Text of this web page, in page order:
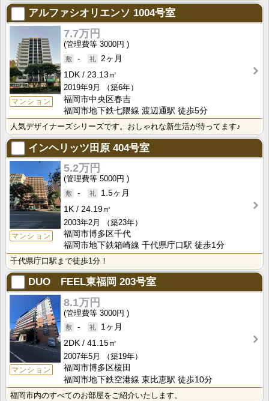
アルファシオリエンソ 1004号室
マンション
7.7万円
3000円
-
2ヶ月
1DK
23.13㎡
2019年9月
（築6年）
福岡市中央区春吉
福岡市地下鉄七隈線 渡辺通駅 徒歩5分
人気デザイナーズシリーズです。おしゃれな新生活が待ってます♪
インヘリッツ田原 404号室
マンション
5.2万円
5000円
-
1.5ヶ月
1K
24.19㎡
2003年2月
（築23年）
福岡市博多区千代
福岡市地下鉄箱崎線 千代県庁口駅 徒歩1分
千代県庁口駅まで徒歩1分！
DUO FEEL東福岡 203号室
マンション
8.1万円
3000円
-
1ヶ月
2DK
41.15㎡
2007年5月
（築19年）
福岡市博多区榎田
福岡市地下鉄空港線 東比恵駅 徒歩10分
福岡市内のすべてのお部屋をご紹介いたします。